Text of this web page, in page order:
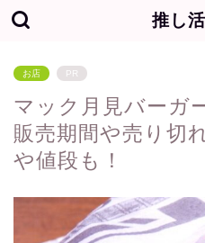
推し
お店 PR
マック月見バーガ
販売期間や売り切
や値段も！